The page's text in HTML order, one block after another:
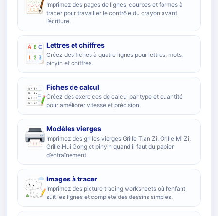
Imprimez des pages de lignes, courbes et formes à
tracer pour travailler le contrôle du crayon avant
l’écriture.
Lettres et chiffres
Créez des fiches à quatre lignes pour lettres, mots,
pinyin et chiffres.
Fiches de calcul
Créez des exercices de calcul par type et quantité
pour améliorer vitesse et précision.
Modèles vierges
Imprimez des grilles vierges Grille Tian Zi, Grille Mi Zi,
Grille Hui Gong et pinyin quand il faut du papier
d’entraînement.
Images à tracer
Imprimez des picture tracing worksheets où l’enfant
suit les lignes et complète des dessins simples.